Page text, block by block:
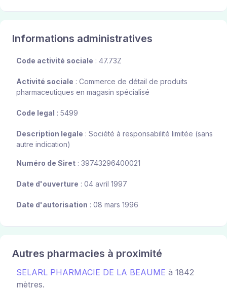
Informations administratives
Code activité sociale : 47.73Z
Activité sociale : Commerce de détail de produits
pharmaceutiques en magasin spécialisé
Code legal : 5499
Description legale : Société à responsabilité limitée (sans
autre indication)
Numéro de Siret : 39743296400021
Date d'ouverture : 04 avril 1997
Date d'autorisation : 08 mars 1996
Autres pharmacies à proximité
SELARL PHARMACIE DE LA BEAUME à 1842
mètres.